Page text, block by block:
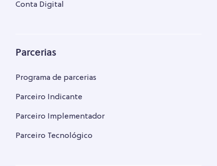
Conta Digital
Parcerias
Programa de parcerias
Parceiro Indicante
Parceiro Implementador
Parceiro Tecnológico